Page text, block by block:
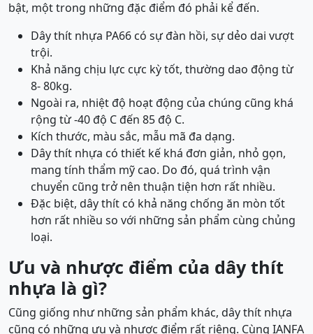
bật, một trong những đặc điểm đó phải kể đến.
Dây thít nhựa PA66 có sự đàn hồi, sự dẻo dai vượt
trội.
Khả năng chịu lực cực kỳ tốt, thường dao động từ
8- 80kg.
Ngoài ra, nhiệt độ hoạt động của chúng cũng khá
rộng từ -40 độ C đến 85 độ C.
Kích thước, màu sắc, mẫu mã đa dạng.
Dây thít nhựa có thiết kế khá đơn giản, nhỏ gọn,
mang tính thẩm mỹ cao. Do đó, quá trình vận
chuyển cũng trở nên thuận tiện hơn rất nhiều.
Đặc biệt, dây thít có khả năng chống ăn mòn tốt
hơn rất nhiều so với những sản phẩm cùng chủng
loại.
Ưu và nhược điểm của dây thít
nhựa là gì?
Cũng giống như những sản phẩm khác, dây thít nhựa
cũng có những ưu và nhược điểm rất riêng. Cùng IANFA